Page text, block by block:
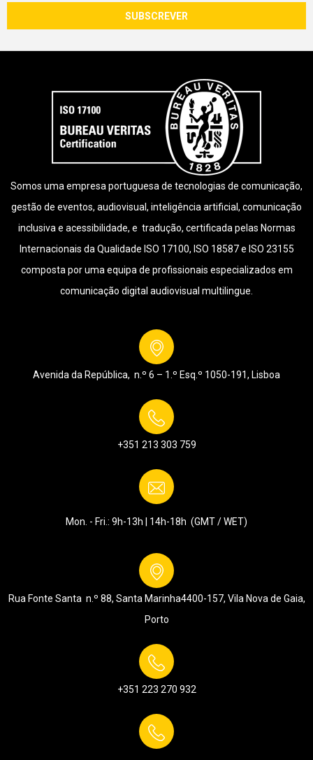
Somos uma empresa portuguesa de tecnologias de comunicação,
gestão de eventos, audiovisual, inteligência artificial, comunicação
inclusiva e acessibilidade, e tradução, certificada pelas Normas
Internacionais da Qualidade ISO 17100, ISO 18587 e ISO 23155
composta por uma equipa de profissionais especializados em
comunicação digital audiovisual multilingue.
Avenida da República, n.º 6 – 1.º Esq.º 1050-191, Lisboa
+351 213 303 759
Mon. - Fri.: 9h-13h | 14h-18h (GMT / WET)
Rua Fonte Santa n.º 88, Santa Marinha4400-157, Vila Nova de Gaia,
Porto
+351 223 270 932